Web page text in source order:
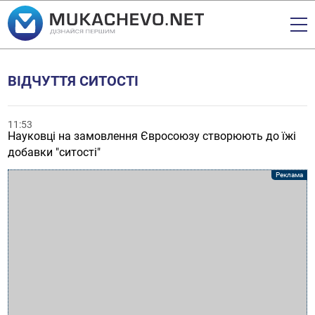
ВІДЧУТТЯ СИТОСТІ
11:53
Науковці на замовлення Євросоюзу створюють до їжі
добавки "ситості"